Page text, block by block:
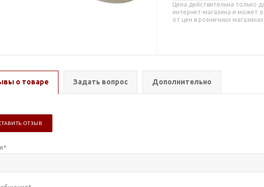
Цена действительна только
интернет-магазина и может
от цен в розничных магазинах
о товаре Задать вопрос Дополнительно
ОТЗЫВ
*